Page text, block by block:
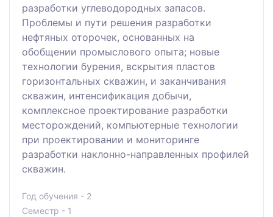
разработки углеводородных запасов.
Проблемы и пути решения разработки
нефтяных оторочек, основанных на
обобщении промыслового опыта; новые
технологии бурения, вскрытия пластов
горизонтальных скважин, и заканчивания
скважин, интенсификация добычи,
комплексное проектирование разработки
месторождений, компьютерные технологии
при проектировании и мониторинге
разработки наклонно-направленных профилей
скважин.
Год обучения - 2
Семестр - 1